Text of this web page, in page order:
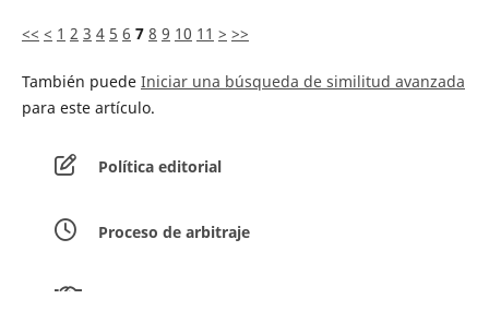
<< < 1 2 3 4 5 6 7 8 9 10 11 > >>
También puede Iniciar una búsqueda de similitud avanzada
para este artículo.
Política editorial
Proceso de arbitraje